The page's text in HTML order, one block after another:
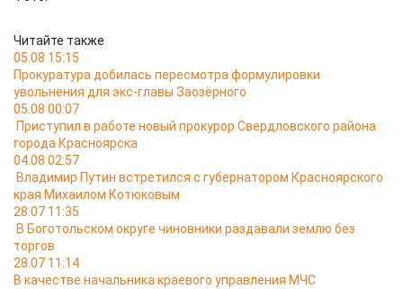
Читайте также
05.08 15:15
Прокуратура добилась пересмотра формулировки
увольнения для экс-главы Заозёрного
05.08 00:07
Приступил в работе новый прокурор Свердловского района
города Красноярска
04.08 02:57
Владимир Путин встретился с губернатором Красноярского
края Михаилом Котюковым
28.07 11:35
В Боготольском округе чиновники раздавали землю без
торгов
28.07 11:14
В качестве начальника краевого управления МЧС